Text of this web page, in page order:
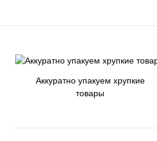
Аккуратно упакуем хрупкие
товары